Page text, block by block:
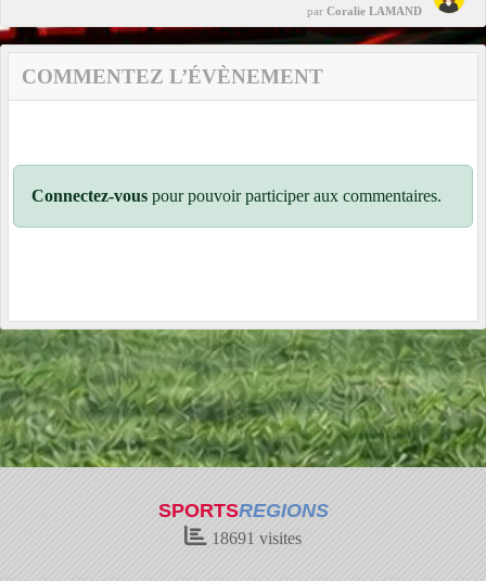
par Coralie LAMAND
COMMENTEZ L’ÉVÈNEMENT
Connectez-vous pour pouvoir participer aux commentaires.
SPORTSREGIONS
18691 visites